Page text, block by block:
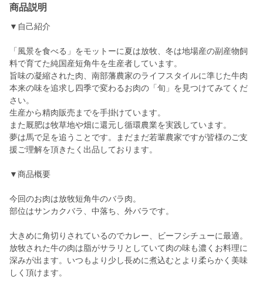
商品説明
▼自己紹介
「風景を食べる」をモットーに夏は放牧、冬は地場産の副産物飼
料で育てた純国産短角牛を生産者しています。
旨味の凝縮された肉、南部藩農家のライフスタイルに準じた牛肉
本来の味を追求し四季で変わるお肉の「旬」を見つけてみてくだ
さい。
生産から精肉販売までを手掛けています。
また厩肥は牧草地や畑に還元し循環農業を実践しています。
夢は馬で足を追うことです。まだまだ若輩農家ですが皆様のご支
援ご理解を頂きたく出品しております。
▼商品概要
今回のお肉は放牧短角牛のバラ肉。
部位はサンカクバラ、中落ち、外バラです。
大きめに角切りされているのでカレー、ビーフシチューに最適。
放牧された牛の肉は脂がサラリとしていて肉の味も濃くお料理に
深みが出ます。いつもより少し長めに煮込むとより柔らかく美味
しく頂けます。